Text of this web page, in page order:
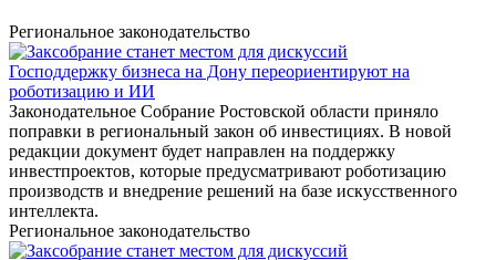
Региональное законодательство
Господдержку бизнеса на Дону переориентируют на
роботизацию и ИИ
Законодательное Собрание Ростовской области приняло
поправки в региональный закон об инвестициях. В новой
редакции документ будет направлен на поддержку
инвестпроектов, которые предусматривают роботизацию
производств и внедрение решений на базе искусственного
интеллекта.
Региональное законодательство